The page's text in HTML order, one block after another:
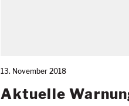
13. November 2018
Aktuelle